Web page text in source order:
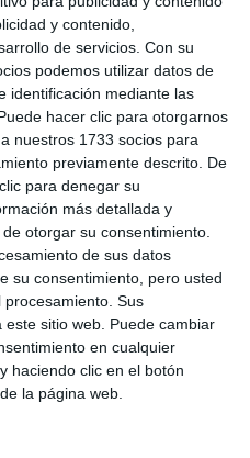
y contenido,
de servicios. Con su
podemos utilizar datos de
identificación mediante las
hacer clic para otorgarnos
nuestros 1733 socios para
previamente descrito. De
para denegar su
más detallada y
otorgar su consentimiento.
de sus datos
su consentimiento, pero usted
Sus
sitio web. Puede cambiar
en cualquier
haciendo clic en el botón
la página web.